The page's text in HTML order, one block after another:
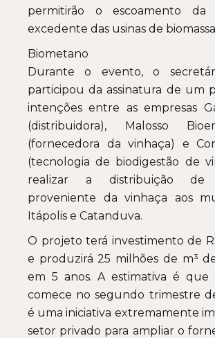
permitirão o escoamento da
excedente das usinas de
Biometano
Durante o evento, o
participou da assinatura de um
intenções entre as empresas
(distribuidora), Malosso
(fornecedora da vinhaça) e
(tecnologia de biodigestão de
realizar a distribuição de
proveniente da vinhaça aos
Itápolis e Catanduva.
O projeto terá investimento de
e produzirá 25 milhões de m³
em 5 anos. A estimativa é que
comece no segundo trimestre de
é uma iniciativa extremamente
setor privado para ampliar o